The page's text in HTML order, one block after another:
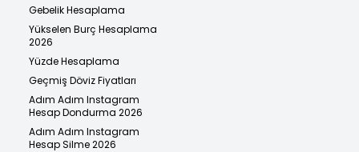
Gebelik Hesaplama
Yükselen Burç Hesaplama
2026
Yüzde Hesaplama
Geçmiş Döviz Fiyatları
Adım Adım Instagram
Hesap Dondurma 2026
Adım Adım Instagram
Hesap Silme 2026